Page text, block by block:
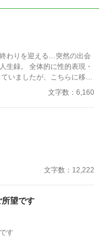
わりを迎える…突然の出会
性的表現・
いましたが、こちらに移し
文字数：6,160
文字数：12,222
望です
す